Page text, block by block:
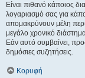
Είναι πιθανό κάποιος
λογαριασμό σας για
απομακρύνουν μέλη
μεγάλο χρονικό
Εάν αυτό συμβαίνει,
δημόσιες συζητήσεις.
Κορυφή